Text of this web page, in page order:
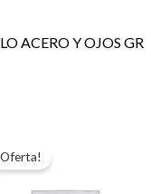
ACERO Y OJOS GR